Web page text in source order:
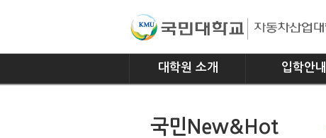
대학원 소개
연혁
입학안내
국민New&Hot